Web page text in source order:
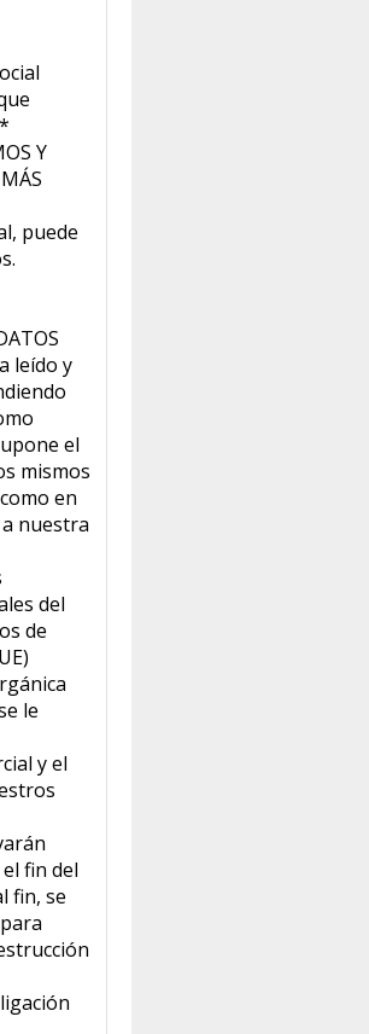
Y
puede
leído y
el
mismos
en
nuestra
del
de
le
y el
fin del
fin, se